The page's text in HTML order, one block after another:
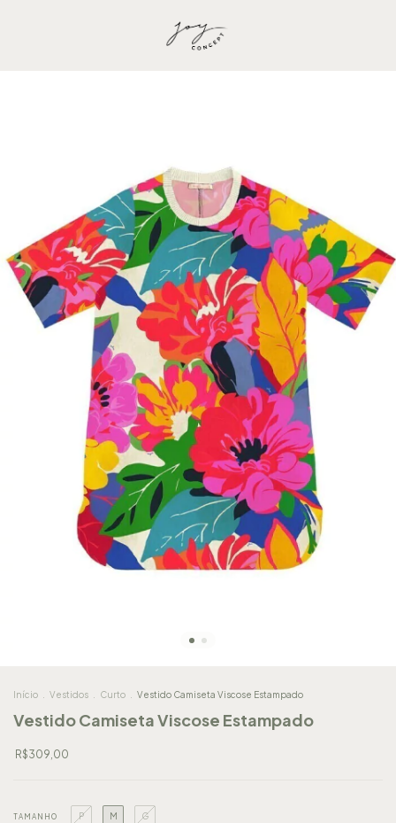
Início Vestidos Curto Vestido Camiseta Viscose Estampado
Vestido Camiseta Viscose Estampado
R$309,00
TAMANHO P M G